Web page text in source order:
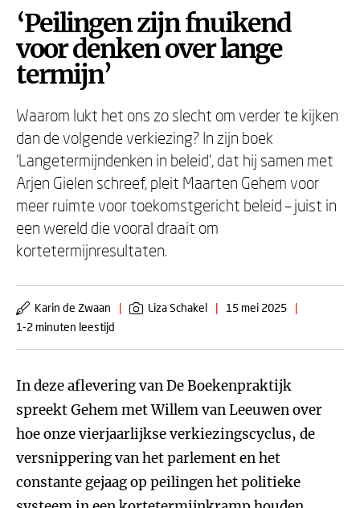
‘Peilingen zijn fnuikend
voor denken over lange
termijn’
Waarom lukt het ons zo slecht om verder te kijken
dan de volgende verkiezing? In zijn boek
'Langetermijndenken in beleid', dat hij samen met
Arjen Gielen schreef, pleit Maarten Gehem voor
meer ruimte voor toekomstgericht beleid – juist in
een wereld die vooral draait om
kortetermijnresultaten.
Karin de Zwaan | Liza Schakel | 15 mei 2025
|
1-2 minuten leestijd
In deze aflevering van De Boekenpraktijk
spreekt Gehem met Willem van Leeuwen over
hoe onze vierjaarlijkse verkiezingscyclus, de
versnippering van het parlement en het
constante gejaag op peilingen het politieke